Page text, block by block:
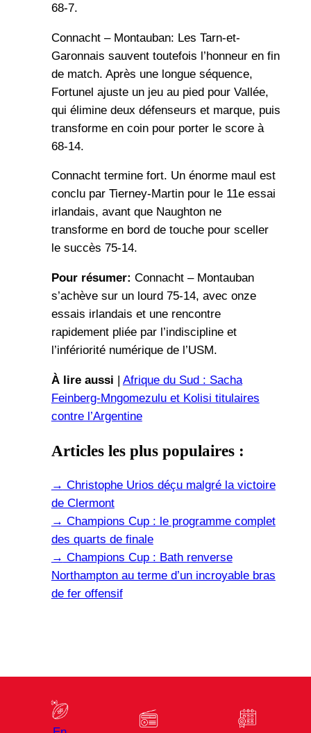
68-7.
Connacht – Montauban: Les Tarn-et-
Garonnais sauvent toutefois l’honneur en fin
de match. Après une longue séquence,
Fortunel ajuste un jeu au pied pour Vallée,
qui élimine deux défenseurs et marque, puis
transforme en coin pour porter le score à
68-14.
Connacht termine fort. Un énorme maul est
conclu par Tierney-Martin pour le 11e essai
irlandais, avant que Naughton ne
transforme en bord de touche pour sceller
le succès 75-14.
Pour résumer: Connacht – Montauban
s’achève sur un lourd 75-14, avec onze
essais irlandais et une rencontre
rapidement pliée par l’indiscipline et
l’infériorité numérique de l’USM.
À lire aussi | Afrique du Sud : Sacha
Feinberg-Mngomezulu et Kolisi titulaires
contre l’Argentine
Articles les plus populaires :
→ Christophe Urios déçu malgré la victoire
de Clermont
→ Champions Cup : le programme complet
des quarts de finale
→ Champions Cup : Bath renverse
Northampton au terme d’un incroyable bras
de fer offensif